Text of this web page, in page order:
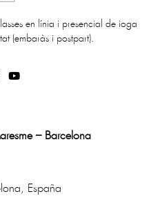
en línia i presencial de ioga
(embaràs i postpart).
– Barcelona
España